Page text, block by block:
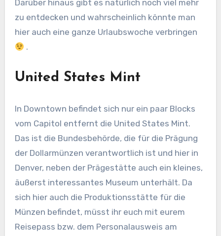
Darüber hinaus gibt es natürlich noch viel mehr
zu entdecken und wahrscheinlich könnte man
hier auch eine ganze Urlaubswoche verbringen
.
United States Mint
In Downtown befindet sich nur ein paar Blocks
vom Capitol entfernt die United States Mint.
Das ist die Bundesbehörde, die für die Prägung
der Dollarmünzen verantwortlich ist und hier in
Denver, neben der Prägestätte auch ein kleines,
äußerst interessantes Museum unterhält. Da
sich hier auch die Produktionsstätte für die
Münzen befindet, müsst ihr euch mit eurem
Reisepass bzw. dem Personalausweis am